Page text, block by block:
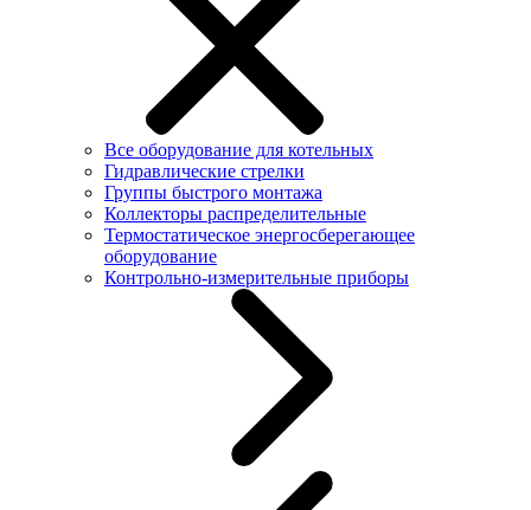
Все оборудование для котельных
Гидравлические стрелки
Группы быстрого монтажа
Коллекторы распределительные
Термостатическое энергосберегающее
оборудование
Контрольно-измерительные приборы